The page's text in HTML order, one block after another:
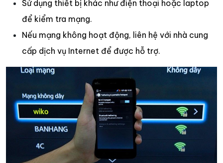
Sử dụng thiết bị khác như điện thoại hoặc laptop
để kiểm tra mạng.
Nếu mạng không hoạt động, liên hệ với nhà cung
cấp dịch vụ Internet để được hỗ trợ.